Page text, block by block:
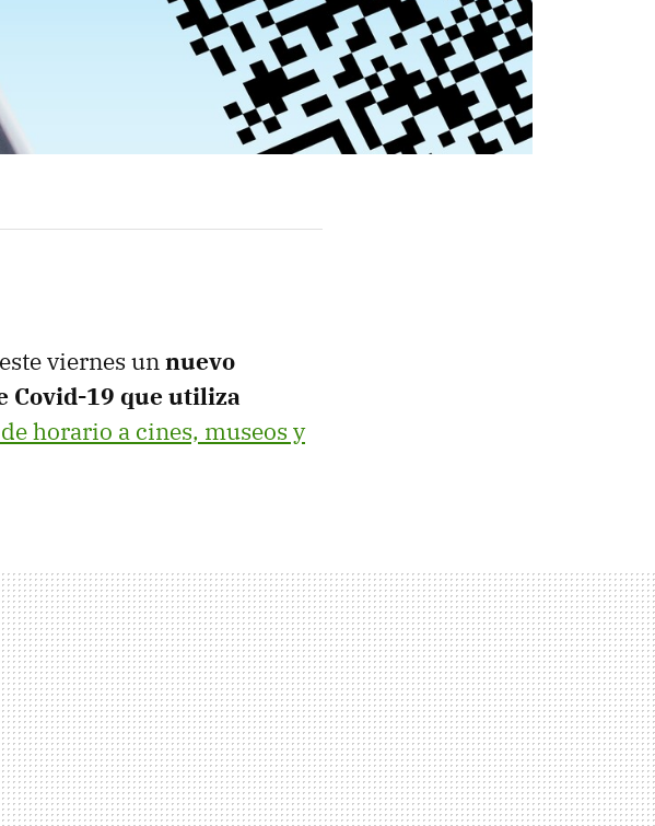
viernes unnuevo
Covid-19 que utiliza
horario a cines, museos y